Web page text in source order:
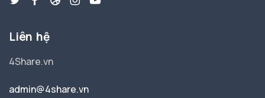
Liên hệ
4Share.vn
admin@4share.vn